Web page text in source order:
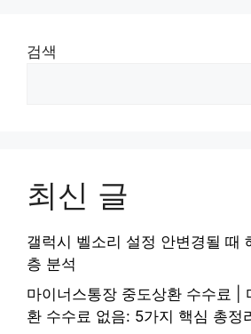
검색
최신 글
갤럭시 벨소리 설정 안변경될 때
층 분석
마이너스통장 중도상환 수수료 |
환 수수료 없음: 5가지 핵심 총정